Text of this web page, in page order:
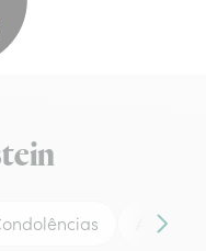
Interflora - entrega de
Amor